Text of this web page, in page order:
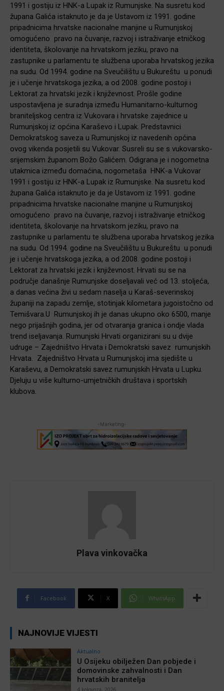
1991 i gostiju iz HNK-a Lupak iz Rumunjske. Na susretu kod
župana Galića istaknuto je da je Ustavom iz 1991. godine
pripadnicima hrvatske nacionalne manjine u Rumunjskoj
omogućeno pravo na čuvanje, razvoj i istraživanje etničkog
identiteta, školovanje na hrvatskom jeziku, pravo na
zastupnike u parlamentu te službena uporaba hrvatskog jezika
na sudu. Od 1994. godine na Sveučilištu u Bukureštu u ponudi
je i učenje hrvatskoga jezika, a od 2008. godine postoji i
Lektorat za hrvatski jezik i književnost. Prošle godine
uspostavljena je suradnja između Humanitarno-kulturnog
braniteljskog centra iz Vukovara i hrvatske zajednice u
Rumunjskoj iz općina Karaševo i Lupak. Predstavnici
Demokratskog saveza u Rumunjskoj iz navedenih općina
ovog vikenda posjetili su Vukovar. Susreli su se s vukovarsko-
srijemskim županom Božo Galićem. Odigrana je i nogometna
utakmica između domaćina, nogometaša HNK-a Vukovar
1991 i gostiju iz HNK-a Lupak iz Rumunjske. Na susretu kod
župana Galića istaknuto je da je Ustavom iz 1991. godine
pripadnicima hrvatske nacionalne manjine u Rumunjskoj
omogućeno pravo na čuvanje, razvoj i istraživanje etničkog
identiteta, školovanje na hrvatskom jeziku, pravo na
zastupnike u parlamentu te službena uporaba hrvatskog jezika
na sudu. Od 1994. godine na Sveučilištu u Bukureštu u ponudi
je i učenje hrvatskoga jezika, a od 2008. godine postoji i
Lektorat za hrvatski jezik i književnost. Hrvati su se na
područje današnje Rumunjske doseljavali već od 13. stoljeća,
a danas većina živi u sedam naselja u Karaš-severinskoj
županiji na zapadu zemlje, stotinjak kilometara jugoistočno od
Temišvara.U Rumunjskoj ih je danas ukupno oko 6500, manje
nego prijašnjih godina, jer od otvaranja granica i ondje vlada
trend iseljavanja. Rumunjski Hrvati organizirani su u dvije
udruge – Zajedništvo Hrvata i Demokratski savez rumunjskih
Hrvata. Zajedništvo Hrvata u Rumunjskoj ima sjedište u
Karaševu, a Demokratski savez rumunjskih Hrvata u Lupku.
Djeluju u više kulturno-umjetničkih društava i sportskih
klubova.
-Marketing-
Plava vinkovačka
Facebook X WhatsApp
NAJNOVIJE VIJESTI
Aktualno
U Osijeku obilježen Dan pobjede i
domovinske zahvalnosti i Dan
hrvatskih branitelja
4 kolovoza, 2026